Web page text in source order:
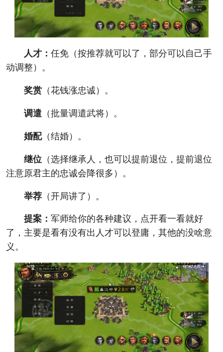
人才： 任免（按推荐就可以了，部分可以自己手
动调整）。
奖赏（花钱涨忠诚）。
调遣（批量调遣武将）。
婚配（结婚）。
继位（选择继承人，也可以提前退位，提前退位
注意原君主的忠诚会降很多）。
举荐（开局讲了）。
提案： 军师给你的各种建议，点开看一看就好
了，主要是看有没有出人才可以登庸，其他的没啥意
义。